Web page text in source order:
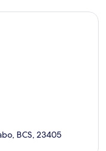
BCS, 23405